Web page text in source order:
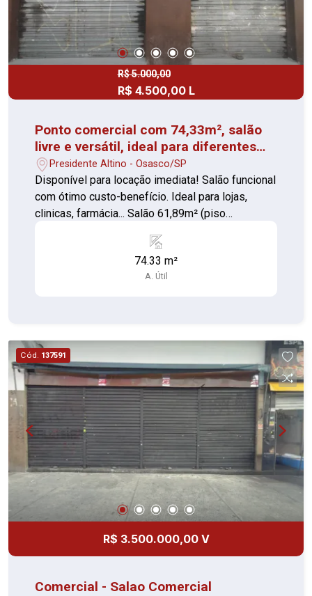
R$ 5.000,00
R$ 4.500,00 L
Ponto comercial com 74,33m², salão
livre e versátil, ideal para diferentes
tipos de negócios.
Presidente Altino - Osasco/SP
Disponível para locação imediata! Salão funcional
com ótimo custo-benefício. Ideal para lojas,
clinicas, farmácia... Salão 61,89m² (piso
tranporte publico para varias regiões, Shopping e
74.33 m²
A. Útil
Cód. 137591
R$ 3.500.000,00 V
Comercial - Salao Comercial